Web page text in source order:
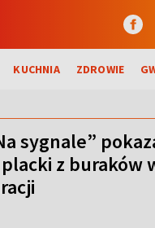
KUCHNIA ZDROWIE
sygnale”
z buraków